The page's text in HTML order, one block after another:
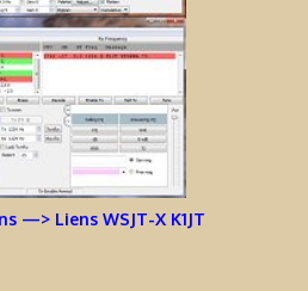
—> Liens WSJT-X K1JT